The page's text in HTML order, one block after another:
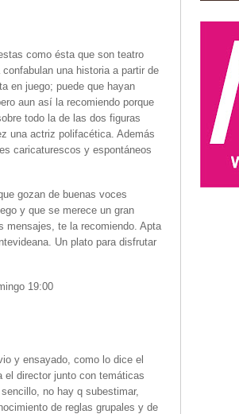
como ésta que son teatro
una historia a partir de
en juego; puede que hayan
aun así la recomiendo porque
todo la de las dos figuras
una actriz polifacética. Además
caricaturescos y espontáneos
gozan de buenas voces
y que se merece un gran
mensajes, te la recomiendo. Apta
Un plato para disfrutar
19:00
y ensayado, como lo dice el
el director junto con temáticas
no hay q subestimar,
de reglas grupales y de